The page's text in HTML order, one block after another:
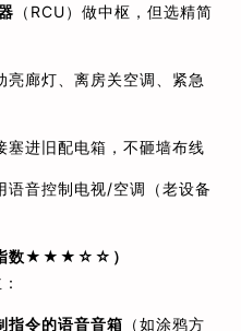
（RCU）做中枢，但选精简
亮廊灯、离房关空调、紧急
塞进旧配电箱，不砸墙布线
语音控制电视/空调（老设备
指数★★★☆☆）
指令的语音音箱 （如涂鸦方